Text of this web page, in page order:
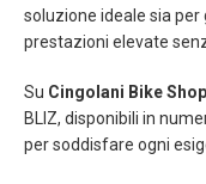
soluzione ideale sia per
prestazioni elevate
Su Cingolani Bike Shop
BLIZ, disponibili in
per soddisfare ogni